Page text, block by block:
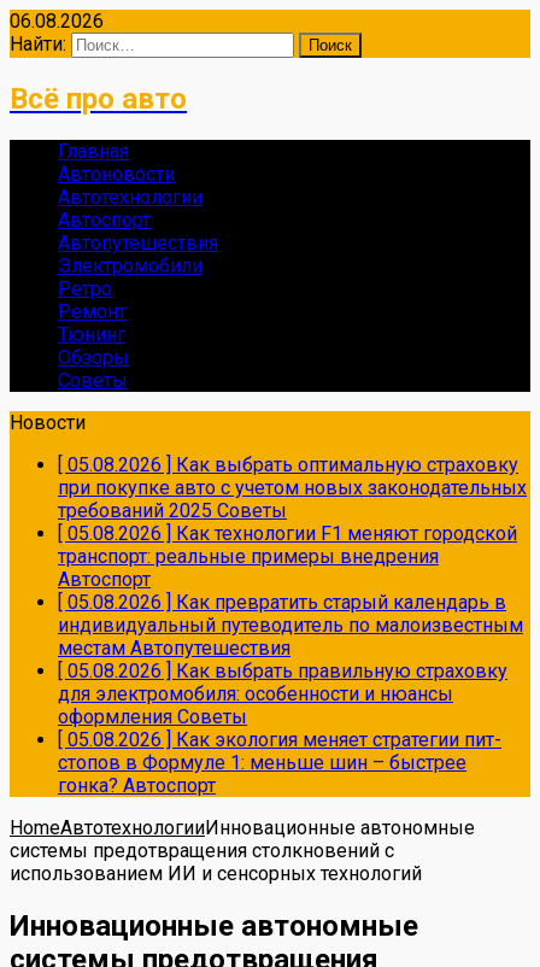
06.08.2026
Найти:
Всё про авто
Главная
Автоновости
Автотехнологии
Автоспорт
Автопутешествия
Электромобили
Ретро
Ремонт
Тюнинг
Обзоры
Советы
Новости
[ 05.08.2026 ] Как выбрать оптимальную страховку
при покупке авто с учетом новых законодательных
требований 2025 Советы
[ 05.08.2026 ] Как технологии F1 меняют городской
транспорт: реальные примеры внедрения
Автоспорт
[ 05.08.2026 ] Как превратить старый календарь в
индивидуальный путеводитель по малоизвестным
местам Автопутешествия
[ 05.08.2026 ] Как выбрать правильную страховку
для электромобиля: особенности и нюансы
оформления Советы
[ 05.08.2026 ] Как экология меняет стратегии пит-
стопов в Формуле 1: меньше шин – быстрее
гонка? Автоспорт
HomeАвтотехнологииИнновационные автономные
системы предотвращения столкновений с
использованием ИИ и сенсорных технологий
Инновационные автономные
системы предотвращения